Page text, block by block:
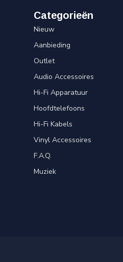
Categorieën
Nieuw
Aanbieding
Outlet
Audio Accessoires
Hi-Fi Apparatuur
Hoofdtelefoons
Hi-Fi Kabels
Vinyl Accessoires
F.A.Q.
Muziek